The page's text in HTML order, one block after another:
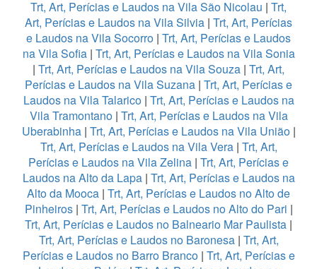
Trt, Art, Perícias e Laudos na Vila São Nicolau | Trt,
Art, Perícias e Laudos na Vila Silvia | Trt, Art, Perícias
e Laudos na Vila Socorro | Trt, Art, Perícias e Laudos
na Vila Sofia| Trt, Art, Perícias e Laudos na Vila Sonia
| Trt, Art, Perícias e Laudos na Vila Souza | Trt, Art,
Perícias e Laudos na Vila Suzana | Trt, Art, Perícias e
Laudos na Vila Talarico| Trt, Art, Perícias e Laudos na
Vila Tramontano| Trt, Art, Perícias e Laudos na Vila
Uberabinha| Trt, Art, Perícias e Laudos na Vila União|
Trt, Art, Perícias e Laudos na Vila Vera| Trt, Art,
Perícias e Laudos na Vila Zelina | Trt, Art, Perícias e
Laudos na Alto da Lapa| Trt, Art, Perícias e Laudos na
Alto da Mooca | Trt, Art, Perícias e Laudos no Alto de
Pinheiros| Trt, Art, Perícias e Laudos no Alto do Pari |
Trt, Art, Perícias e Laudos no Balneario Mar Paulista |
Trt, Art, Perícias e Laudos no Baronesa| Trt, Art,
Perícias e Laudos no Barro Branco| Trt, Art, Perícias e